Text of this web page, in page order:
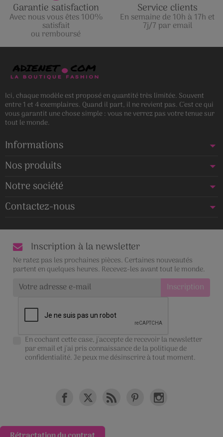
Garantie satisfaction
Avec nous vous êtes 100%
satisfait
ou remboursé
Service clients
En semaine de 10h à 17h et
7j/7 par email
Ici, chaque modèle est proposé en quantité très limitée. Souvent
entre 1 et 4 exemplaires. Quand il part, il ne revient pas. C’est ce qui
vous garantit une chose simple : vous ne verrez pas votre tenue sur
tout le monde.
Informations
Nos produits
Notre société
Contactez-nous
Inscription à la newsletter
Ne ratez pas les prochaines pièces. Certaines nouveautés
partent en quelques heures. Recevez-les avant tout le monde.
En cochant cette case, j'accepte de recevoir la newsletter
par email et j'ai pris connaissance de lapolitique de
confidentialité. Je peux me désinscrire à tout moment.